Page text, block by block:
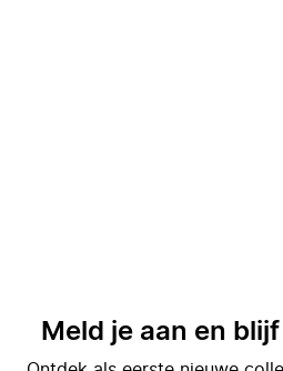
Meld je aan en